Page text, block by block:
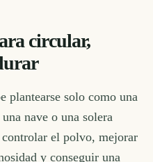
circular,
plantearse solo como una
nave o una solera
el polvo, mejorar
y conseguir una